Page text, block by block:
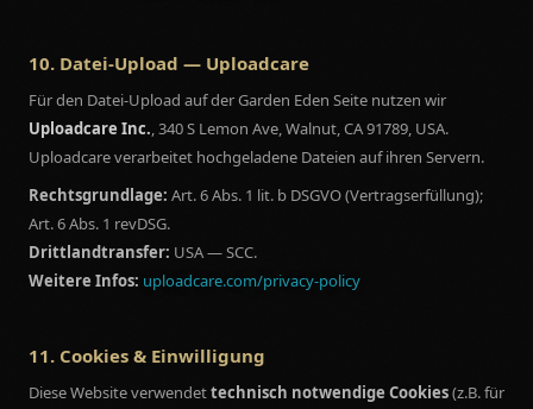
10. Datei-Upload — Uploadcare
Für den Datei-Upload auf der Garden Eden Seite nutzen wir
Uploadcare Inc., 340 S Lemon Ave, Walnut, CA 91789, USA.
Uploadcare verarbeitet hochgeladene Dateien auf ihren Servern.
Rechtsgrundlage: Art. 6 Abs. 1 lit. b DSGVO (Vertragserfüllung);
Art. 6 Abs. 1 revDSG.
Drittlandtransfer: USA — SCC.
Weitere Infos: uploadcare.com/privacy-policy
11. Cookies & Einwilligung
Diese Website verwendettechnisch notwendige Cookies(z.B. für